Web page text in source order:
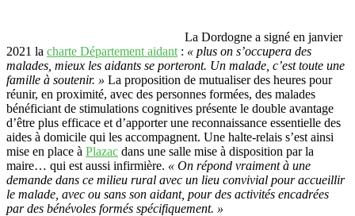
La Dordogne a signé en janvier
2021 la charte Département aidant : « plus on s’occupera des
malades, mieux les aidants se porteront. Un malade, c’est toute une
famille à soutenir. » La proposition de mutualiser des heures pour
réunir, en proximité, avec des personnes formées, des malades
bénéficiant de stimulations cognitives présente le double avantage
d’être plus efficace et d’apporter une reconnaissance essentielle des
aides à domicile qui les accompagnent. Une halte-relais s’est ainsi
mise en place à Plazac dans une salle mise à disposition par la
maire… qui est aussi infirmière. « On répond vraiment à une
demande dans ce milieu rural avec un lieu convivial pour accueillir
le malade, avec ou sans son aidant, pour des activités encadrées
par des bénévoles formés spécifiquement. »